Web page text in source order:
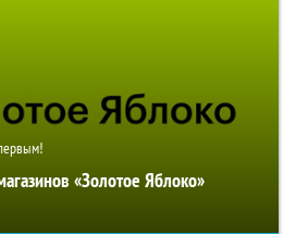
«Золотое Яблоко»